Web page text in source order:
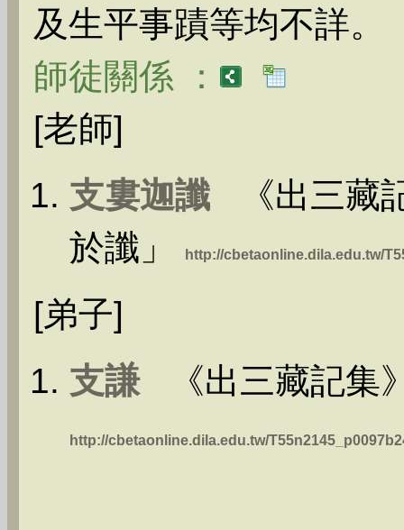
及生平事蹟等均不詳。
師徒關係 ：
[老師]
支婁迦讖《出三藏
於讖」
http://cbetaonline.dila.edu.tw/
[弟子]
支謙《出三藏記集
http://cbetaonline.dila.edu.tw/